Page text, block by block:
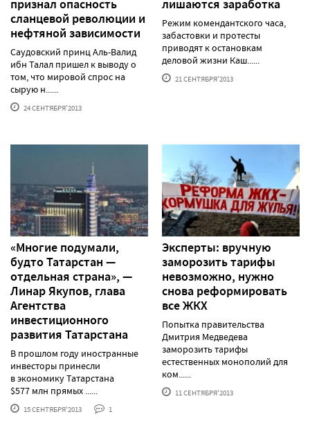
признал опасность
сланцевой революции и
нефтяной зависимости
Саудовский принц Аль-Валид
ибн Талал пришел к выводу о
том, что мировой спрос на
сырую н......
24 СЕНТЯБРЯ'2013
лишаются заработка
Режим комендантского часа,
забастовки и протесты
приводят к остановкам
деловой жизни Каш......
21 СЕНТЯБРЯ'2013
«Многие подумали,
будто Татарстан —
отдельная страна», —
Линар Якупов, глава
Агентства
инвестиционного
развития Татарстана
В прошлом году иностранные
инвесторы принесли
в экономику Татарстана
$577 млн прямых ......
15 СЕНТЯБРЯ'2013 1
Эксперты: вручную
заморозить тарифы
невозможно, нужно
снова реформировать
все ЖКХ
Попытка правительства
Дмитрия Медведева
заморозить тарифы
естественных монополий для
ком......
11 СЕНТЯБРЯ'2013